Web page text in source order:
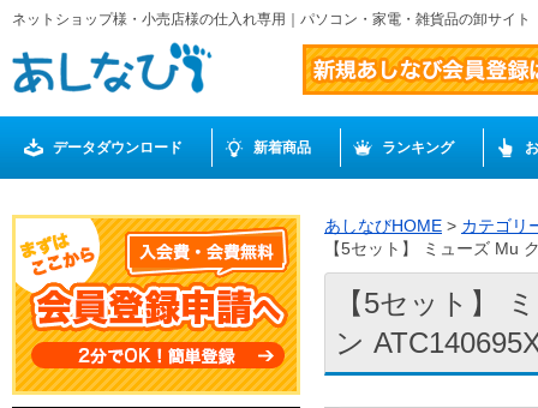
ネットショップ様・小売店様の仕入れ専用｜パソコン・家電・雑貨品の卸サイ
データダウンロード 新着商品 ランキング
あしなびHOME > カテゴリ
【5セット】 ミューズ Mu
【5セット】
ン